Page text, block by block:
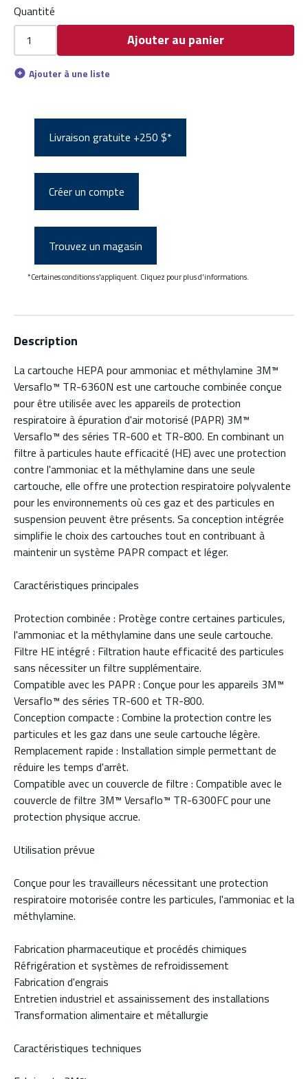
Quantité
Ajouter au panier
Ajouter à une liste
Livraison gratuite +250 $*
Créer un compte
Trouvez un magasin
*Certaines conditions s'appliquent. Cliquez pour plus d'informations.
Description
La cartouche HEPA pour ammoniac et méthylamine 3M™
Versaflo™ TR-6360N est une cartouche combinée conçue
pour être utilisée avec les appareils de protection
respiratoire à épuration d'air motorisé (PAPR) 3M™
Versaflo™ des séries TR-600 et TR-800. En combinant un
filtre à particules haute efficacité (HE) avec une protection
contre l'ammoniac et la méthylamine dans une seule
cartouche, elle offre une protection respiratoire polyvalente
pour les environnements où ces gaz et des particules en
suspension peuvent être présents. Sa conception intégrée
simplifie le choix des cartouches tout en contribuant à
maintenir un système PAPR compact et léger.
Caractéristiques principales
Protection combinée : Protège contre certaines particules,
l'ammoniac et la méthylamine dans une seule cartouche.
Filtre HE intégré : Filtration haute efficacité des particules
sans nécessiter un filtre supplémentaire.
Compatible avec les PAPR : Conçue pour les appareils 3M™
Versaflo™ des séries TR-600 et TR-800.
Conception compacte : Combine la protection contre les
particules et les gaz dans une seule cartouche légère.
Remplacement rapide : Installation simple permettant de
réduire les temps d'arrêt.
Compatible avec un couvercle de filtre : Compatible avec le
couvercle de filtre 3M™ Versaflo™ TR-6300FC pour une
protection physique accrue.
Utilisation prévue
Conçue pour les travailleurs nécessitant une protection
respiratoire motorisée contre les particules, l'ammoniac et la
méthylamine.
Fabrication pharmaceutique et procédés chimiques
Réfrigération et systèmes de refroidissement
Fabrication d'engrais
Entretien industriel et assainissement des installations
Transformation alimentaire et métallurgie
Caractéristiques techniques